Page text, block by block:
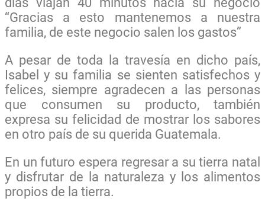
“Gracias a esto mantenemos a nuestra
familia, de este negocio salen los gastos”
A pesar de toda la travesía en dicho país,
Isabel y su familia se sienten satisfechos y
felices, siempre agradecen a las personas
que consumen su producto, también
expresa su felicidad de mostrar los sabores
en otro país de su querida Guatemala.
En un futuro espera regresar a su tierra natal
y disfrutar de la naturaleza y los alimentos
propios de la tierra.